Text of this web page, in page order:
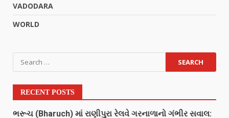
VADODARA
WORLD
RECENT POSTS
ભરૂચ (Bharuch) માં રાણીપુરા રેલવે ગરનાળાનો ગંભીર સવાલ: